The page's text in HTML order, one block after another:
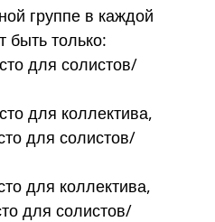
группе в каждой
быть только:
для солистов/
для коллектива,
для солистов/
для коллектива,
для солистов/